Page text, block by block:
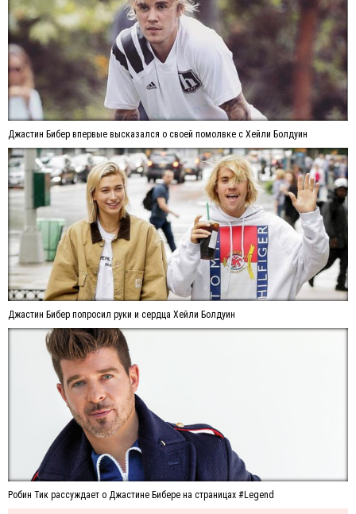
Джастин Бибер впервые высказался о своей помолвке с Хейли Болдуин
Джастин Бибер попросил руки и сердца Хейли Болдуин
Робин Тик рассуждает о Джастине Бибере на страницах #Legend